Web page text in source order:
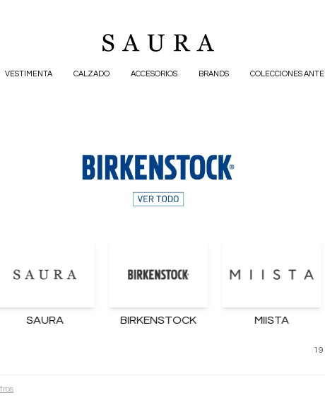
VESTIMENTA CALZADO ACCESORIOS BRANDS COLECCIONES
SAURA BIRKENSTOCK MIISTA